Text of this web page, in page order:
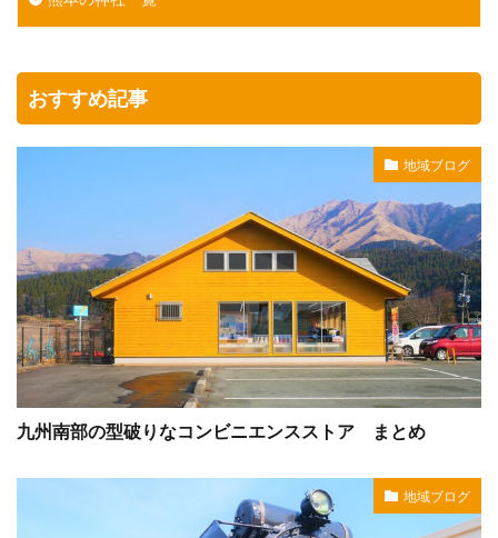
おすすめ記事
地域ブログ
九州南部の型破りなコンビニエンスストア まとめ
地域ブログ